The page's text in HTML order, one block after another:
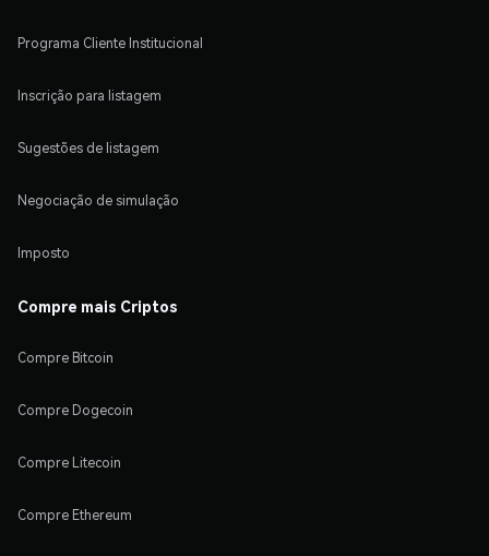
Programa Cliente Institucional
Inscrição para listagem
Sugestões de listagem
Negociação de simulação
Imposto
Compre mais Criptos
Compre Bitcoin
Compre Dogecoin
Compre Litecoin
Compre Ethereum